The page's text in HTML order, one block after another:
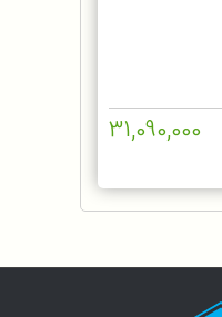
31,090,000